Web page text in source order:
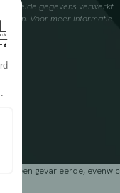
gegevens verwerkt
Voor meer informatie
een gevarieerde,